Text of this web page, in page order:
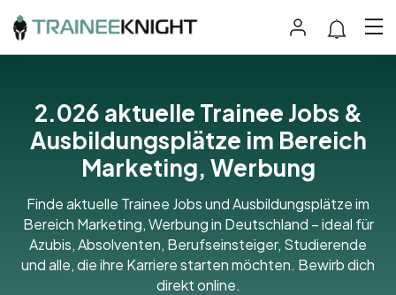
2.026 aktuelle Trainee Jobs &
Ausbildungsplätze im Bereich
Marketing, Werbung
Finde aktuelle Trainee Jobs und Ausbildungsplätze im
Bereich Marketing, Werbung in Deutschland – ideal für
Azubis, Absolventen, Berufseinsteiger, Studierende
und alle, die ihre Karriere starten möchten. Bewirb dich
direkt online.